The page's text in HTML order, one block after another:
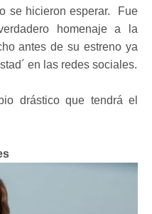
se hicieron esperar. Fue
homenaje a la
antes de su estreno ya
en las redes sociales.
drástico que tendrá el